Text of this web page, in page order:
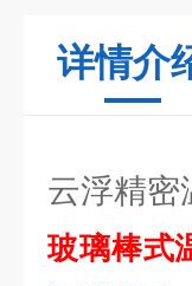
详情介
云浮精密
玻璃棒式